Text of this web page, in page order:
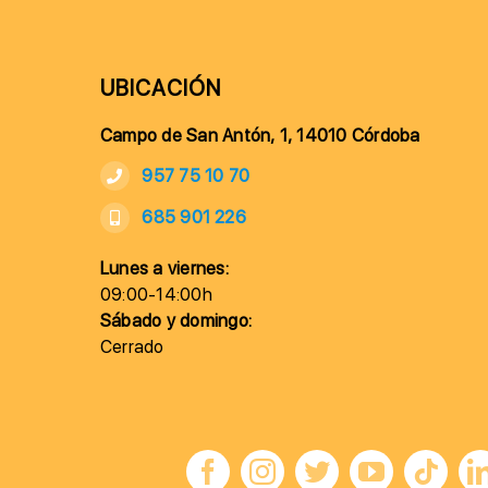
UBICACIÓN
Campo de San Antón, 1, 14010 Córdoba
957 75 10 70
685 901 226
Lunes a viernes:
09:00-14:00h
Sábado y domingo:
Cerrado